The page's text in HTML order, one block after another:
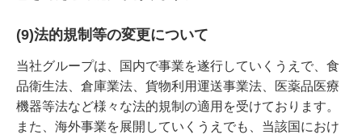
(9)法的規制等の変更について
当社グループは、国内で事業を遂行していくうえで、食
品衛生法、倉庫業法、貨物利用運送事業法、医薬品医療
機器等法など様々な法的規制の適用を受けております。
また、海外事業を展開していくうえでも、当該国におけ